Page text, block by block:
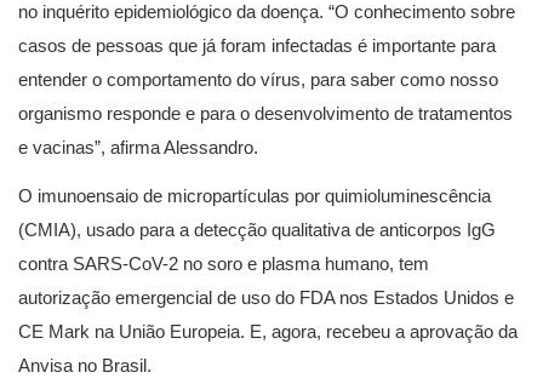
no inquérito epidemiológico da doença. “O conhecimento sobre
casos de pessoas que já foram infectadas é importante para
entender o comportamento do vírus, para saber como nosso
organismo responde e para o desenvolvimento de tratamentos
e vacinas”, afirma Alessandro.
O imunoensaio de micropartículas por quimioluminescência
(CMIA), usado para a detecção qualitativa de anticorpos IgG
contra SARS-CoV-2 no soro e plasma humano, tem
autorização emergencial de uso do FDA nos Estados Unidos e
CE Mark na União Europeia. E, agora, recebeu a aprovação da
Anvisa no Brasil.